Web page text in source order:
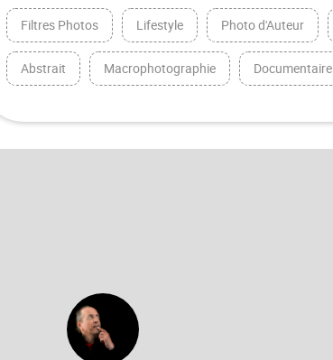
Filtres Photos Lifestyle Photo d'Auteur
Abstrait Macrophotographie Documentaire